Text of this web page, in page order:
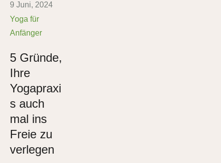
9 Juni, 2024
Yoga für
Anfänger
5 Gründe,
Ihre
Yogapraxi
s auch
mal ins
Freie zu
verlegen